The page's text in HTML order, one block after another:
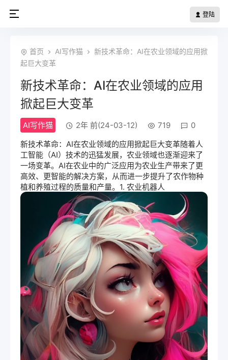
登陆
首页 AI写作猫
新技术革命：AI在农业领域的应用掀
起巨大变革
新技术革命：AI在农业领域的应用
掀起巨大变革
AI写作猫 2年 前(24-03-12) 719
0
新技术革命：AI在农业领域的应用掀起巨大变革随着人
工智能 （AI）技术的迅猛发展，农业领域也逐渐迎来了
一场变革。AI在农业中的广泛应用为农业生产带来了更
高效、更智能的解决方案，从而进一步提升了农作物种
植和养殖过程的质量和产量。1. 农业机器人